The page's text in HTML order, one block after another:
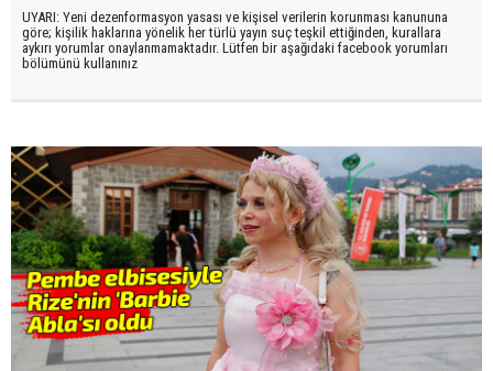
UYARI: Yeni dezenformasyon yasası ve kişisel verilerin korunması kanununa
göre; kişilik haklarına yönelik her türlü yayın suç teşkil ettiğinden, kurallara
aykırı yorumlar onaylanmamaktadır. Lütfen bir aşağıdaki facebook yorumları
bölümünü kullanınız